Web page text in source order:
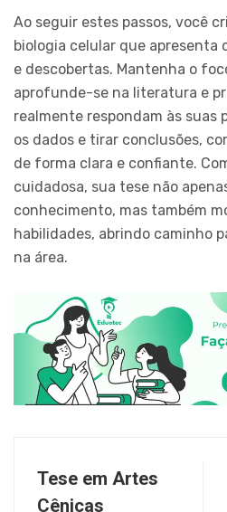
Ao seguir estes passos, você
biologia celular que apresenta
e descobertas. Mantenha o
aprofunde-se na literatura e
realmente respondam às suas
os dados e tirar conclusões,
de forma clara e confiante.
cuidadosa, sua tese não
conhecimento, mas também
habilidades, abrindo caminho
na área.
Tese em Artes
Cênicas